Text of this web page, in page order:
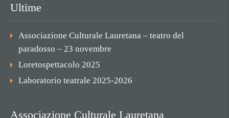
Ultime
Associazione Culturale Lauretana – teatro del
paradosso – 23 novembre
Loretospettacolo 2025
Laboratorio teatrale 2025-2026
Associazione Culturale Lauretana